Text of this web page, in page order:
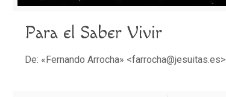
Para el Saber Vivir
De: «Fernando Arrocha» <farrocha@jesuitas.es>